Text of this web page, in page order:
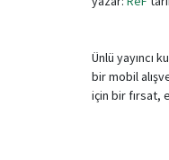
Ünlü yayıncı
bir mobil
için bir fırsat,